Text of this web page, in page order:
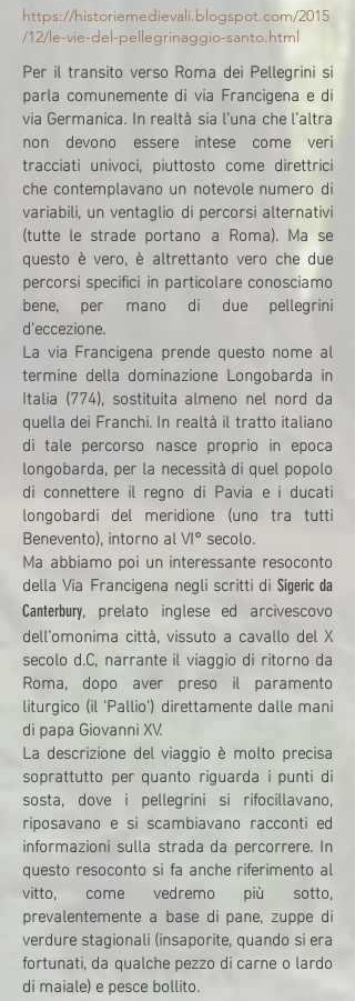
https://historiemedievali.blogspot.com/2015
/12/le-vie-del-pellegrinaggio-santo.html
Per il transito verso Roma dei Pellegrini si
parla comunemente di via Francigena e di
via Germanica. In realtà sia l’una che l’altra
non devono essere intese come veri
tracciati univoci, piuttosto come direttrici
che contemplavano un notevole numero di
variabili, un ventaglio di percorsi alternativi
(tutte le strade portano a Roma). Ma se
questo è vero, è altrettanto vero che due
percorsi specifici in particolare conosciamo
bene, per mano di due pellegrini
d'eccezione.
La via Francigena prende questo nome al
termine della dominazione Longobarda in
Italia (774), sostituita almeno nel nord da
quella dei Franchi. In realtà il tratto italiano
di tale percorso nasce proprio in epoca
longobarda, per la necessità di quel popolo
di connettere il regno di Pavia e i ducati
longobardi del meridione (uno tra tutti
Benevento), intorno al VI° secolo.
Ma abbiamo poi un interessante resoconto
della Via Francigena negli scritti di Sigeric da
Canterbury, prelato inglese ed arcivescovo
dell’omonima città, vissuto a cavallo del X
secolo d.C, narrante il viaggio di ritorno da
Roma, dopo aver preso il paramento
liturgico (il 'Pallio') direttamente dalle mani
di papa Giovanni XV.
La descrizione del viaggio è molto precisa
soprattutto per quanto riguarda i punti di
sosta, dove i pellegrini si rifocillavano,
riposavano e si scambiavano racconti ed
informazioni sulla strada da percorrere. In
questo resoconto si fa anche riferimento al
vitto, come vedremo più sotto,
prevalentemente a base di pane, zuppe di
verdure stagionali (insaporite, quando si era
fortunati, da qualche pezzo di carne o lardo
di maiale) e pesce bollito.